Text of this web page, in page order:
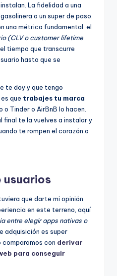
La fidelidad a una
o un super de paso.
una métrica fundamental: el
(CLV o customer lifetime
tiempo que transcurre
hasta que se
te doy y que tengo
que trabajes tu marca
o Tinder o AirBnB lo hacen.
final te la vuelves a instalar y
te rompen el corazón o
usuarios
que darte mi opinión
en este terreno, aquí
entre elegir apps nativas o
adquisición es super
comparamos con derivar
para conseguir